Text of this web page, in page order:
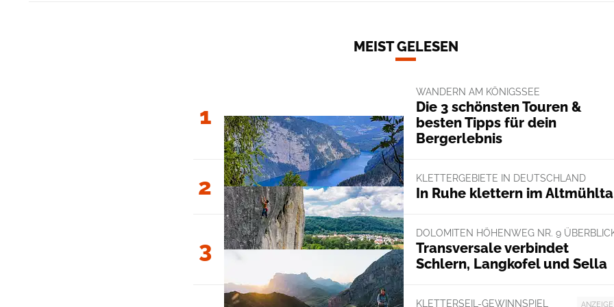
MEIST GELESEN
1
WANDERN AM KÖNIGSSEE
Die 3 schönsten Touren &
besten Tipps für dein
Bergerlebnis
2 KLETTERGEBIETE IN DEUTSCHLAND
In Ruhe klettern im
3
DOLOMITEN HÖHENWEG NR. 9
Transversale verbindet
Schlern, Langkofel und Sella
ANZEIGE
KLETTERSEIL-GEWINNSPIEL